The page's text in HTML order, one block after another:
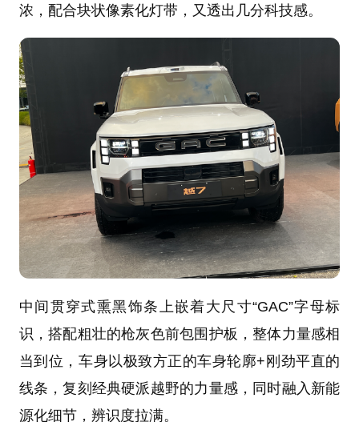
浓，配合块状像素化灯带，又透出几分科技感。
中间贯穿式熏黑饰条上嵌着大尺寸“GAC”字母标
识，搭配粗壮的枪灰色前包围护板，整体力量感相
当到位，车身以极致方正的车身轮廓+刚劲平直的
线条，复刻经典硬派越野的力量感，同时融入新能
源化细节，辨识度拉满。